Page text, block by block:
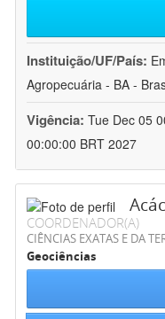
Instituição/UF/País:
Agropecuária - BA -
Vigência: Tue Dec 05
00:00:00 BRT 2027
COORDENADOR(A)
CIÊNCIAS EXATAS E DA
Geociências